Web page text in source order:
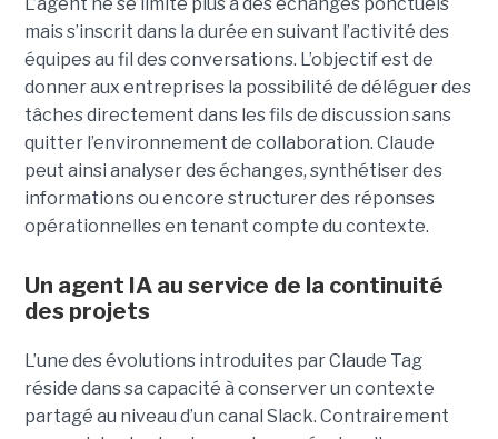
mais s’inscrit dans la durée en suivant l’activité des
équipes au fil des conversations. L’objectif est de
donner aux entreprises la possibilité de déléguer des
tâches directement dans les fils de discussion sans
quitter l’environnement de collaboration. Claude
peut ainsi analyser des échanges, synthétiser des
informations ou encore structurer des réponses
opérationnelles en tenant compte du contexte.
Un agent IA au service de la continuité
des projets
L’une des évolutions introduites par Claude Tag
réside dans sa capacité à conserver un contexte
partagé au niveau d’un canal Slack. Contrairement